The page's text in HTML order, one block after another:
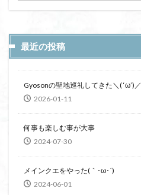
最近の投稿
Gyosonの聖地巡礼してきた＼( ‘ω’)／
2026-01-11
何事も楽しむ事が大事
2024-07-30
メインクエをやった(｀･ω･´)
2024-06-01